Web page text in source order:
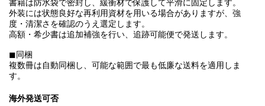
書籍は防水袋で密封し、緩衝材で保護して平滑に固定します。
外装には状態良好な再利用資材を用いる場合がありますが、強
度・清潔さを確認のうえ選定します。
高額・希少書は追加補強を行い、追跡可能便で発送します。
◼︎同梱
複数冊は自動同梱し、可能な範囲で最も低廉な送料を適用しま
す。
海外発送可否